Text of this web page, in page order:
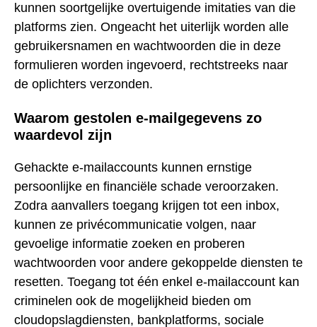
kunnen soortgelijke overtuigende imitaties van die
platforms zien. Ongeacht het uiterlijk worden alle
gebruikersnamen en wachtwoorden die in deze
formulieren worden ingevoerd, rechtstreeks naar
de oplichters verzonden.
Waarom gestolen e-mailgegevens zo
waardevol zijn
Gehackte e-mailaccounts kunnen ernstige
persoonlijke en financiële schade veroorzaken.
Zodra aanvallers toegang krijgen tot een inbox,
kunnen ze privécommunicatie volgen, naar
gevoelige informatie zoeken en proberen
wachtwoorden voor andere gekoppelde diensten te
resetten. Toegang tot één enkel e-mailaccount kan
criminelen ook de mogelijkheid bieden om
cloudopslagdiensten, bankplatforms, sociale